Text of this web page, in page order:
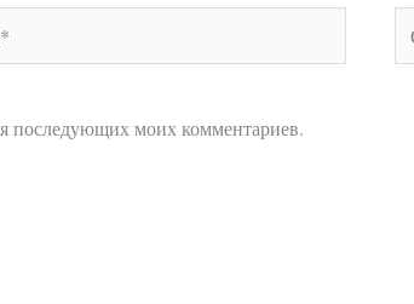
последующих моих комментариев.